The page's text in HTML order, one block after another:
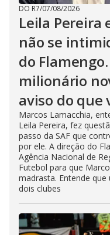
DO R7/07/08/2026
Leila Pereira
não se
do
milionário
aviso do
Marcos Lamacchia,
Leila Pereira, fez
passo da SAF que
por ele. A direção do
Agência Nacional de
Futebol para que
madrasta. Entende
dois clubes